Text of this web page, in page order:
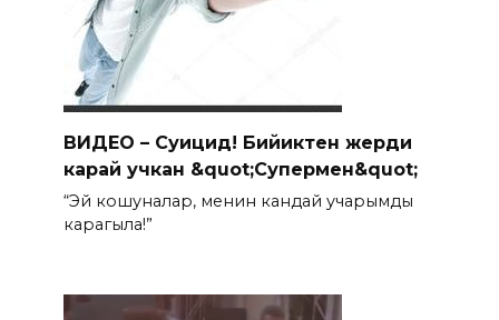
ВИДЕО – Суицид! Бийиктен жерди
карай учкан &quot;Супермен&quot;
“Эй кошуналар, менин кандай учарымды
карагыла!”